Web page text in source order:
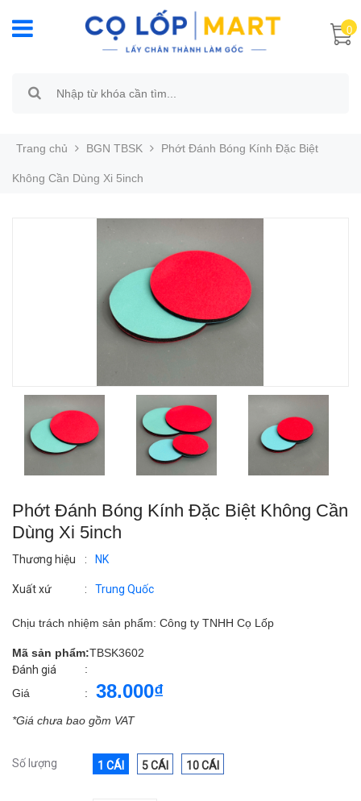
0
Trang chủ BGN TBSK Phớt Đánh Bóng Kính Đặc Biệt
Không Cần Dùng Xi 5inch
Phớt Đánh Bóng Kính Đặc Biệt Không Cần
Dùng Xi 5inch
Thương hiệu : NK
Xuất xứ : Trung Quốc
Chịu trách nhiệm sản phẩm: Công ty TNHH Cọ Lốp
Mã sản phẩm:TBSK3602
Đánh giá
:
Giá
: 38.000₫
*Giá chưa bao gồm VAT
Số lượng 1 CÁI 5 CÁI 10 CÁI